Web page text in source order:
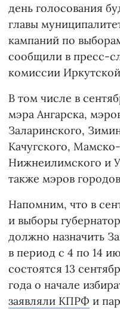
день голосования
главы
кампаний по
сообщили в пресс-
комиссии
В том числе в
мэра Ангарска,
Заларинского,
Качугского,
Нижнеилимского и
также мэров
Напомним, что в
и выборы
должно назначить
в период с 4 по 14
состоятся 13
года о начале
заявляли КПРФ и